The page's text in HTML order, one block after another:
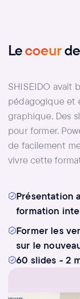
Lecoeur
SHISEIDO avait
pédagogique et
graphique. Des
pour former.
de facilement
vivre cette
Présentation
formation
Former les
sur le
60 slides - 2